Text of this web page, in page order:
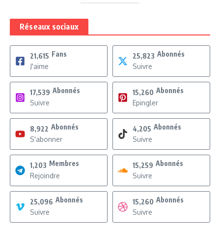
Réseaux sociaux
21,615 Fans
J'aime
25,823 Abonnés
Suivre
17,539 Abonnés
Suivre
15,260 Abonnés
Epingler
8,922 Abonnés
S'abonner
4,205 Abonnés
Suivre
1,203 Membres
Rejoindre
15,259 Abonnés
Suivre
25,096 Abonnés
Suivre
15,260 Abonnés
Suivre